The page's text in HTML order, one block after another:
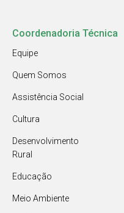
Coordenadoria Técnica
Equipe
Quem Somos
Assistência Social
Cultura
Desenvolvimento
Rural
Educação
Meio Ambiente